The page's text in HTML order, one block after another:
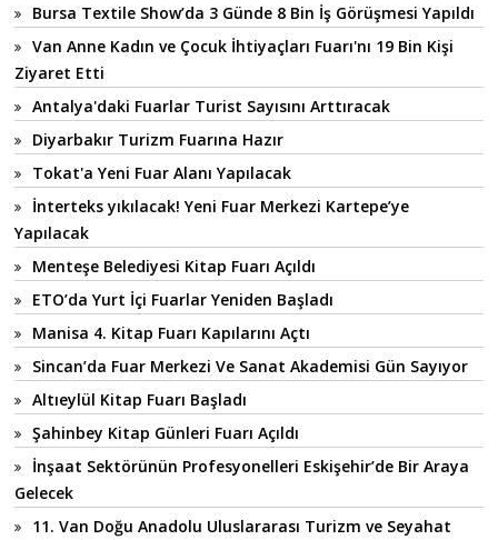
Bursa Textile Show’da 3 Günde 8 Bin İş Görüşmesi Yapıldı
Van Anne Kadın ve Çocuk İhtiyaçları Fuarı'nı 19 Bin Kişi
Ziyaret Etti
Antalya'daki Fuarlar Turist Sayısını Arttıracak
Diyarbakır Turizm Fuarına Hazır
Tokat'a Yeni Fuar Alanı Yapılacak
İnterteks yıkılacak! Yeni Fuar Merkezi Kartepe’ye
Yapılacak
Menteşe Belediyesi Kitap Fuarı Açıldı
ETO’da Yurt İçi Fuarlar Yeniden Başladı
Manisa 4. Kitap Fuarı Kapılarını Açtı
Sincan’da Fuar Merkezi Ve Sanat Akademisi Gün Sayıyor
Altıeylül Kitap Fuarı Başladı
Şahinbey Kitap Günleri Fuarı Açıldı
İnşaat Sektörünün Profesyonelleri Eskişehir’de Bir Araya
Gelecek
11. Van Doğu Anadolu Uluslararası Turizm ve Seyahat